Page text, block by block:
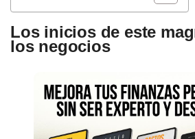
Los inicios de este
los negocios